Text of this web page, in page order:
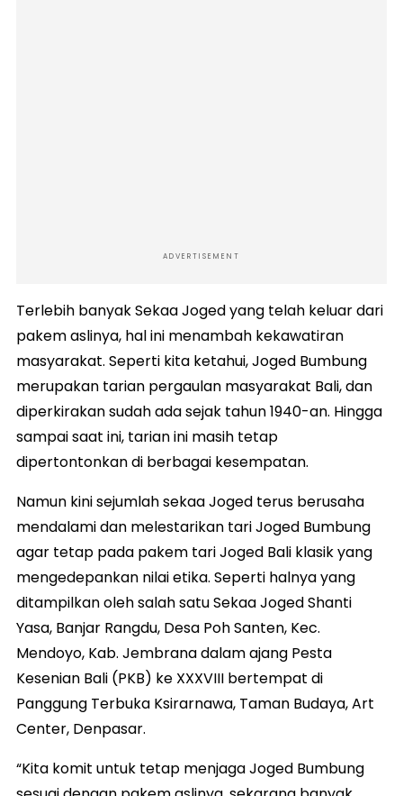
ADVERTISEMENT
Terlebih banyak Sekaa Joged yang telah keluar dari
pakem aslinya, hal ini menambah kekawatiran
masyarakat. Seperti kita ketahui, Joged Bumbung
merupakan tarian pergaulan masyarakat Bali, dan
diperkirakan sudah ada sejak tahun 1940-an. Hingga
sampai saat ini, tarian ini masih tetap
dipertontonkan di berbagai kesempatan.
Namun kini sejumlah sekaa Joged terus berusaha
mendalami dan melestarikan tari Joged Bumbung
agar tetap pada pakem tari Joged Bali klasik yang
mengedepankan nilai etika. Seperti halnya yang
ditampilkan oleh salah satu Sekaa Joged Shanti
Yasa, Banjar Rangdu, Desa Poh Santen, Kec.
Mendoyo, Kab. Jembrana dalam ajang Pesta
Kesenian Bali (PKB) ke XXXVIII bertempat di
Panggung Terbuka Ksirarnawa, Taman Budaya, Art
Center, Denpasar.
“Kita komit untuk tetap menjaga Joged Bumbung